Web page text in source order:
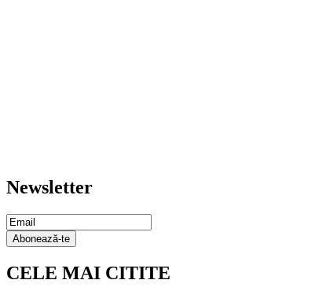
Newsletter
Email
Subscription
Abonează-te
CELE MAI CITITE